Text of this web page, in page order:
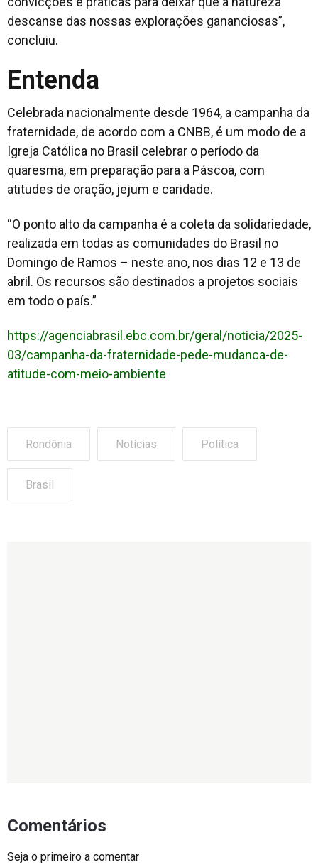
descanse das nossas explorações gananciosas”,
concluiu.
Entenda
Celebrada nacionalmente desde 1964, a campanha da
fraternidade, de acordo com a CNBB, é um modo de a
Igreja Católica no Brasil celebrar o período da
quaresma, em preparação para a Páscoa, com
atitudes de oração, jejum e caridade.
“O ponto alto da campanha é a coleta da solidariedade,
realizada em todas as comunidades do Brasil no
Domingo de Ramos – neste ano, nos dias 12 e 13 de
abril. Os recursos são destinados a projetos sociais
em todo o país.”
https://agenciabrasil.ebc.com.br/geral/noticia/2025-
03/campanha-da-fraternidade-pede-mudanca-de-
atitude-com-meio-ambiente
Rondônia Notícias Política
Brasil
Comentários
Seja o primeiro a comentar